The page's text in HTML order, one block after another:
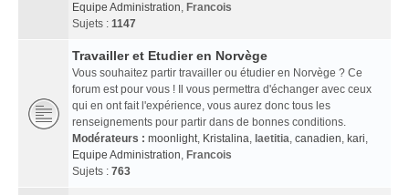
Equipe Administration, Francois
Sujets : 1147
Travailler et Etudier en Norvège
Vous souhaitez partir travailler ou étudier en Norvège ? Ce
forum est pour vous ! Il vous permettra d'échanger avec ceux
qui en ont fait l'expérience, vous aurez donc tous les
renseignements pour partir dans de bonnes conditions.
Modérateurs : moonlight, Kristalina, laetitia, canadien, kari,
Equipe Administration, Francois
Sujets : 763